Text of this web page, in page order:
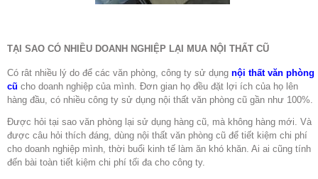
TẠI SAO CÓ NHIỀU DOANH NGHIỆP LẠI MUA NỘI THẤT CŨ
Có rât nhiều lý do để các văn phòng, công ty sử dụng nội thất văn phòng
cũ cho doanh nghiệp của mình. Đơn gian họ đều đặt lợi ích của họ lên
hàng đầu, có nhiều công ty sử dụng nội thất văn phòng cũ gần như 100%.
Được hỏi tại sao văn phòng lại sử dụng hàng cũ, mà không hàng mới. Và
được câu hỏi thích đáng, dùng nội thất văn phòng cũ để tiết kiệm chi phí
cho doanh nghiệp mình, thời buổi kinh tế làm ăn khó khăn. Ai ai cũng tính
đến bài toàn tiết kiệm chi phí tối đa cho công ty.